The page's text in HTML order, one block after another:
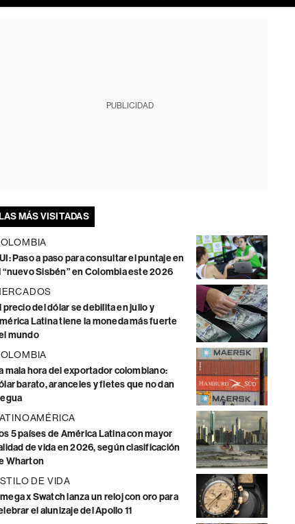
PUBLICIDAD
MÁS VISITADAS
Paso a paso para consultar el puntaje en
“nuevo Sisbén” en Colombia este 2026
precio del dólar se debilita en julio y
Latina tiene la moneda más fuerte
mundo
mala hora del exportador colombiano:
barato, aranceles y fletes que no dan
5 países de América Latina con mayor
de vida en 2026, según clasificación
Wharton
DE VIDA
x Swatch lanza un reloj con oro para
el alunizaje del Apollo 11